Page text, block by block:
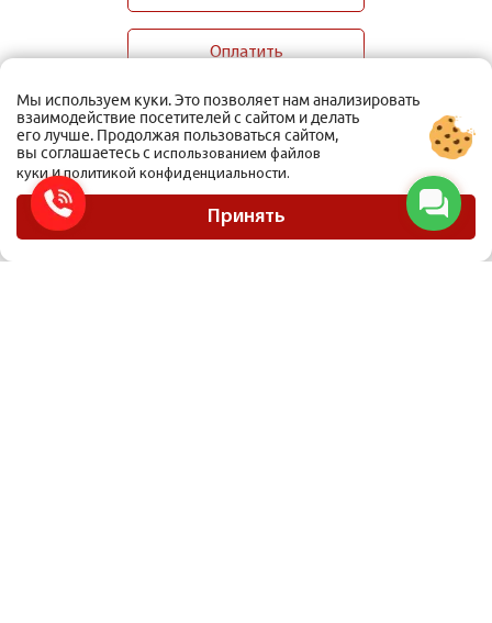
Оплатить
Карта сайта
Политика конфиденциальности
Материалы, размещенные на сайте, не являются публичной офертой
Мы используем куки. Это позволяет нам анализировать
взаимодействие посетителей с сайтом и делать
его лучше. Продолжая пользоваться сайтом,
вы соглашаетесь с использованием файлов
кукииполитикой конфиденциальности.
Принять